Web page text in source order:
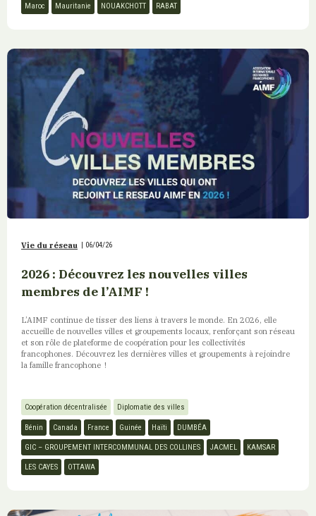
Maroc Mauritanie NOUAKCHOTT RABAT
Vie du réseau | 06/04/26
2026 : Découvrez les nouvelles villes
membres de l’AIMF !
L’AIMF continue de tisser des liens à travers le monde. En 2026, elle
accueille de nouvelles villes et groupements locaux, renforçant son réseau
et son rôle de plateforme de coopération pour les collectivités
francophones. Découvrez les dernières villes et groupements à rejoindre
la famille francophone !
Coopération décentralisée Diplomatie des villes
Bénin Canada France Guinée Haïti DUMBÉA
GIC – GROUPEMENT INTERCOMMUNAL DES COLLINES JACMEL KAMSAR
LES CAYES OTTAWA